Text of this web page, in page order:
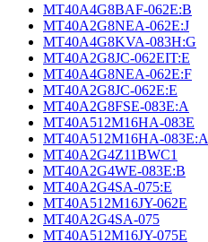
MT40A4G8BAF-062E:B
MT40A2G8NEA-062E:J
MT40A4G8KVA-083H:G
MT40A2G8JC-062EIT:E
MT40A4G8NEA-062E:F
MT40A2G8JC-062E:E
MT40A2G8FSE-083E:A
MT40A512M16HA-083E
MT40A512M16HA-083E:A
MT40A2G4Z11BWC1
MT40A2G4WE-083E:B
MT40A2G4SA-075:E
MT40A512M16JY-062E
MT40A2G4SA-075
MT40A512M16JY-075E